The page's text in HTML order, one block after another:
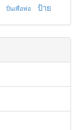
ปั่นเพื่อพ่อ
ป้าย